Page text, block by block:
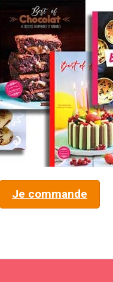
Je commande